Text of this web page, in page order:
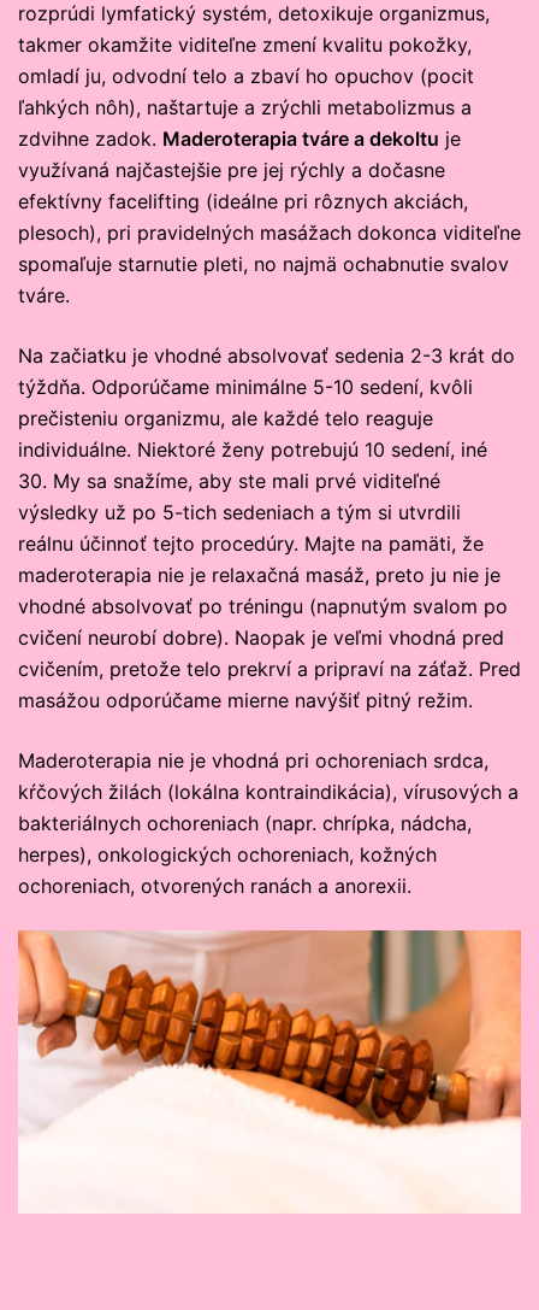
rozprúdi lymfatický systém, detoxikuje organizmus,
takmer okamžite viditeľne zmení kvalitu pokožky,
omladí ju, odvodní telo a zbaví ho opuchov (pocit
ľahkých nôh), naštartuje a zrýchli metabolizmus a
zdvihne zadok. Maderoterapia tváre a dekoltu je
využívaná najčastejšie pre jej rýchly a dočasne
efektívny facelifting (ideálne pri rôznych akciách,
plesoch), pri pravidelných masážach dokonca viditeľne
spomaľuje starnutie pleti, no najmä ochabnutie svalov
tváre.
Na začiatku je vhodné absolvovať sedenia 2-3 krát do
týždňa. Odporúčame minimálne 5-10 sedení, kvôli
prečisteniu organizmu, ale každé telo reaguje
individuálne. Niektoré ženy potrebujú 10 sedení, iné
30. My sa snažíme, aby ste mali prvé viditeľné
výsledky už po 5-tich sedeniach a tým si utvrdili
reálnu účinnoť tejto procedúry. Majte na pamäti, že
maderoterapia nie je relaxačná masáž, preto ju nie je
vhodné absolvovať po tréningu (napnutým svalom po
cvičení neurobí dobre). Naopak je veľmi vhodná pred
cvičením, pretože telo prekrví a pripraví na záťaž. Pred
masážou odporúčame mierne navýšiť pitný režim.
Maderoterapia nie je vhodná pri ochoreniach srdca,
kŕčových žilách (lokálna kontraindikácia), vírusových a
bakteriálnych ochoreniach (napr. chrípka, nádcha,
herpes), onkologických ochoreniach, kožných
ochoreniach, otvorených ranách a anorexii.